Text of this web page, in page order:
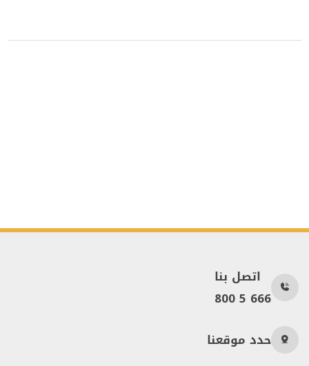
اتصل بنا
800 5 666
حدد موقعنا